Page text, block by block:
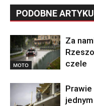
PODOBNE
MOTO
Za
czele